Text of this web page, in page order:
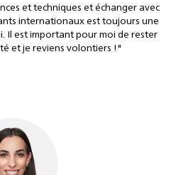
et techniques et échanger avec
internationaux est toujours une
Il est important pour moi de rester
et je reviens volontiers !"